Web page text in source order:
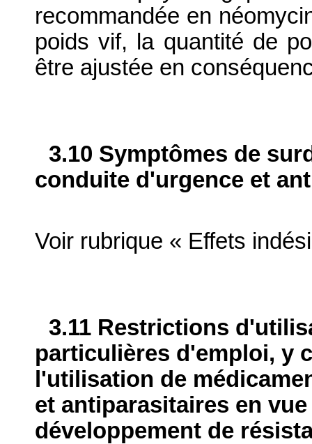
recommandée en
poids vif, la quantité de
être ajustée en
3.10 Symptômes de
conduite d'urgence et
Voir rubrique « Effets
3.11 Restrictions
particulières d'emploi, y
l'utilisation de
et antiparasitaires en
développement de